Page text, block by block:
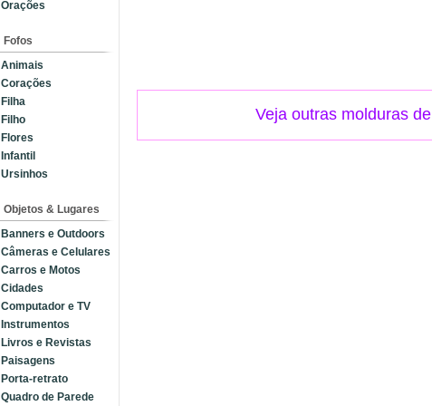
Orações
Fofos
Animais
Corações
Filha
Filho
Flores
Infantil
Ursinhos
Objetos & Lugares
Banners e Outdoors
Câmeras e Celulares
Carros e Motos
Cidades
Computador e TV
Instrumentos
Livros e Revistas
Paisagens
Porta-retrato
Quadro de Parede
Veja outras molduras de